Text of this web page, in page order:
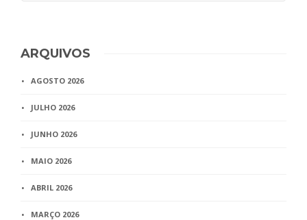
ARQUIVOS
AGOSTO 2026
JULHO 2026
JUNHO 2026
MAIO 2026
ABRIL 2026
MARÇO 2026